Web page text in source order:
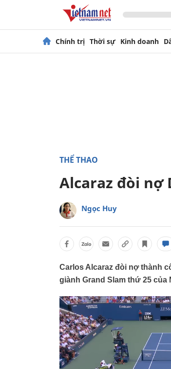
Chính trị Thời sự Kinh doanh
THỂ THAO
Alcaraz đòi nợ
Ngọc Huy
Carlos Alcaraz đòi nợ thành
giành Grand Slam thứ 25 của